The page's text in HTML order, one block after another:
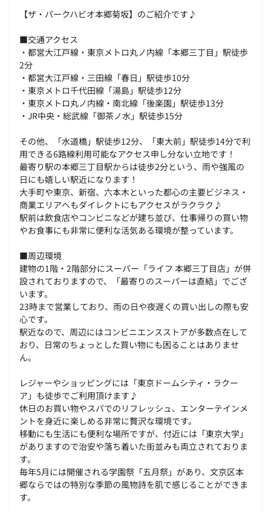
【ザ・パークハビオ本郷菊坂】のご紹介です♪
■交通アクセス
・都営大江戸線・東京メトロ丸ノ内線「本郷三丁目」駅徒歩
2分
・都営大江戸線・三田線「春日」駅徒歩10分
・東京メトロ千代田線「湯島」駅徒歩12分
・東京メトロ丸ノ内線・南北線「後楽園」駅徒歩13分
・JR中央・総武線「御茶ノ水」駅徒歩15分
その他、「水道橋」駅徒歩12分、「東大前」駅徒歩14分で利
用できる6路線利用可能なアクセス申し分ない立地です！
最寄り駅の本郷三丁目駅からは徒歩2分という、雨や強風の
日にも嬉しい駅近になります！
大手町や東京、新宿、六本木といった都心の主要ビジネス・
商業エリアへもダイレクトにもアクセスがラクラク♪
駅前は飲食店やコンビニなどが建ち並び、仕事帰りの買い物
やお食事にも非常に便利な活気ある環境が整っています。
■周辺環境
建物の1階・2階部分にスーパー「ライフ 本郷三丁目店」が併
設されておりますので、「最寄りのスーパーは直結」でござ
います。
23時まで営業しており、雨の日や夜遅くの買い出しの際も安
心です。
駅近なので、周辺にはコンビニエンスストアが多数点在して
おり、日常のちょっとした買い物にも困ることはありませ
ん。
レジャーやショッピングには「東京ドームシティ・ラクー
ア」も徒歩でご利用頂けます♪
休日のお買い物やスパでのリフレッシュ、エンターテインメ
ントを身近に楽しめる非常に贅沢な環境です。
移動にも生活にも便利な場所ですが、付近には「東京大学」
がありますので治安や落ち着いた街並みも両立されておりま
す。
毎年5月には開催される学園祭「五月祭」があり、文京区本
郷ならではの特別な季節の風物詩を肌で感じることができま
す。